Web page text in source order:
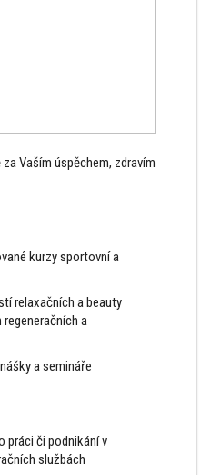
Vaším úspěchem, zdravím
kurzy sportovní a
relaxačních a beauty
a
a semináře
práci či podnikání v
službách